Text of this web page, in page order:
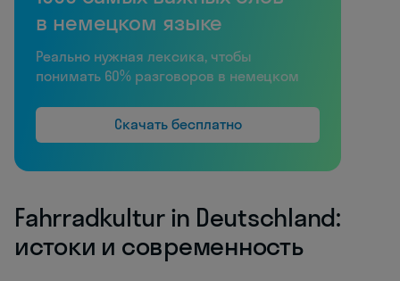
в немецком языке
Реально нужная лексика, чтобы
понимать 60% разговоров в немецком
Скачать бесплатно
Fahrradkultur in Deutschland:
истоки и современность